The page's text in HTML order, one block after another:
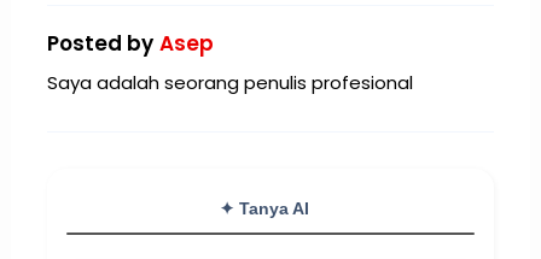
Posted by Asep
Saya adalah seorang penulis profesional
✦ Tanya AI